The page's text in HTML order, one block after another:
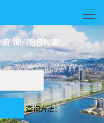
询/ISBN查
查询方法：